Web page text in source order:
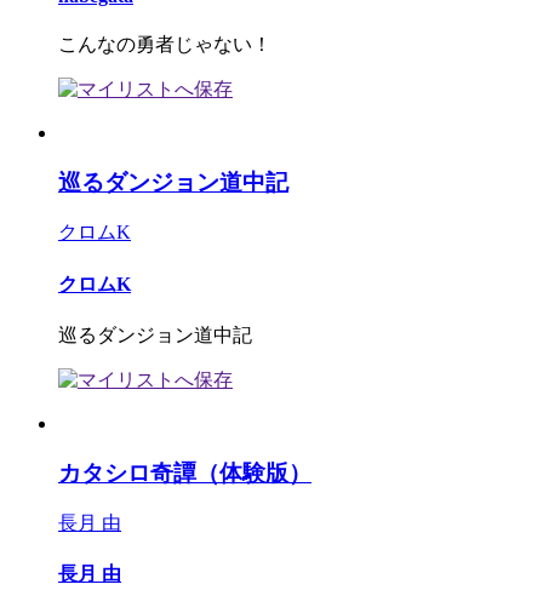
こんなの勇者じゃない！
巡るダンジョン道中記
クロムK
クロムK
巡るダンジョン道中記
カタシロ奇譚（体験版）
長月 由
長月 由